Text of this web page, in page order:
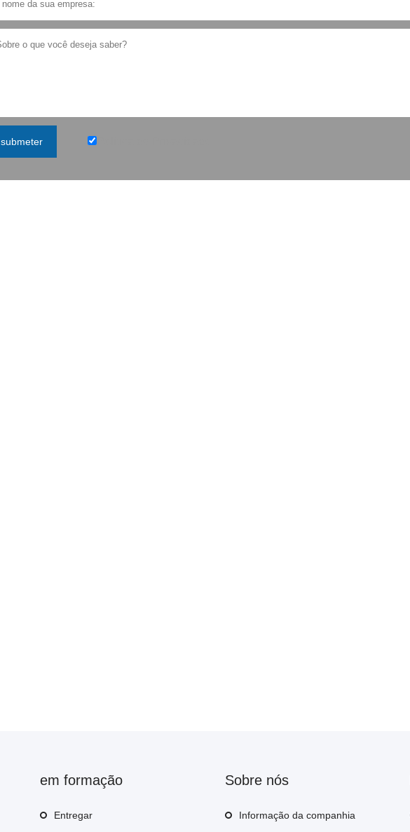
submeter
em formação
Entregar
Sobre nós
Informação da companhia